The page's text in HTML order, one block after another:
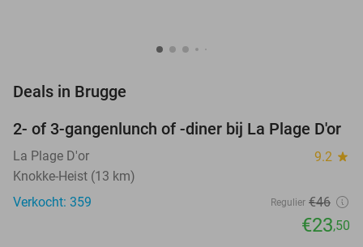
Deals in Brugge
49%
2- of 3-gangenlunch of -diner bij La Plage D'or
La Plage D'or 9.2 star
Knokke-Heist (13 km)
Verkocht: 359
Regulier €46
€23,50